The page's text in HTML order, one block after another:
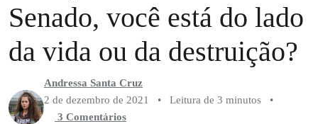
Senado, você está do lado
da vida ou da destruição?
Andressa Santa Cruz
2 de dezembro de 2021
• Leitura de 3 minutos
•
3 Comentários